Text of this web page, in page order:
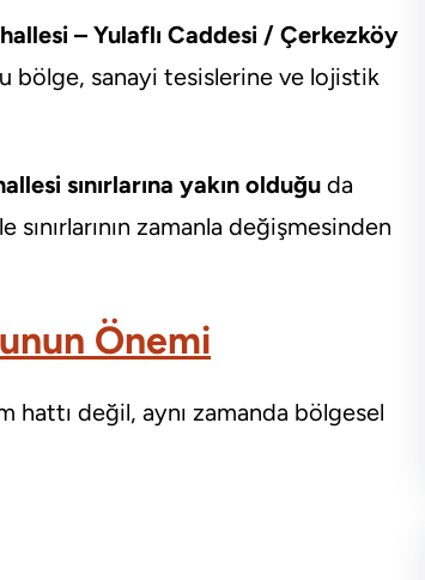
– Yulaflı Caddesi / Çerkezköy
bölge, sanayi tesislerine ve lojistik
sınırlarına yakın olduğu da
zamanla değişmesinden
Önemi
hattı değil, aynı zamanda bölgesel